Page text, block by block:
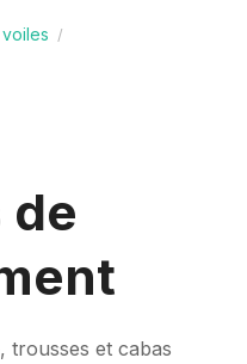
/
de
trousses et cabas